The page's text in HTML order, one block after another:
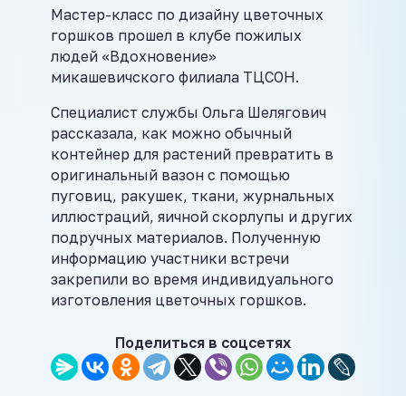
Мастер-класс по дизайну цветочных
горшков прошел в клубе пожилых
людей «Вдохновение»
микашевичского филиала ТЦСОН.
Специалист службы Ольга Шелягович
рассказала, как можно обычный
контейнер для растений превратить в
оригинальный вазон с помощью
пуговиц, ракушек, ткани, журнальных
иллюстраций, яичной скорлупы и других
подручных материалов. Полученную
информацию участники встречи
закрепили во время индивидуального
изготовления цветочных горшков.
Поделиться в соцсетях